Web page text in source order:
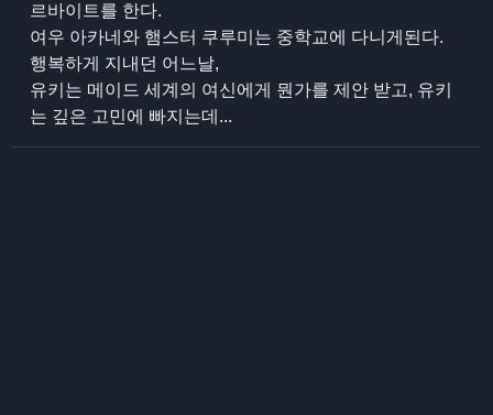
르바이트를 한다.
여우 아카네와 햄스터 쿠루미는 중학교에 다니게된다.
행복하게 지내던 어느날,
유키는 메이드 세계의 여신에게 뭔가를 제안 받고, 유키
는 깊은 고민에 빠지는데...